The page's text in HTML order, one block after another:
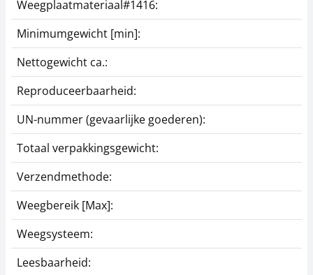
Weegplaatmateriaal#1416:
Minimumgewicht [min]:
Nettogewicht ca.:
Reproduceerbaarheid:
UN-nummer (gevaarlijke goederen):
Totaal verpakkingsgewicht:
Verzendmethode:
Weegbereik [Max]:
Weegsysteem:
Leesbaarheid: